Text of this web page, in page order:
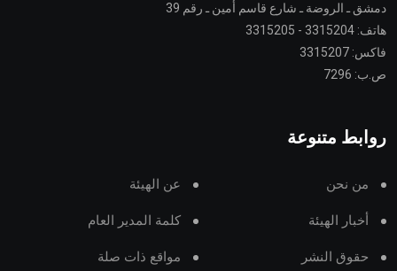
دمشق ـ الروضة ـ شارع قاسم أمين ـ رقم 39
هاتف: 3315204 - 3315205
فاكس: 3315207
ص.ب: 7296
روابط متنوعة
من نحن عن الهيئة
أخبار الهيئة كلمة المدير العام
حقوق النشر مواقع ذات صلة